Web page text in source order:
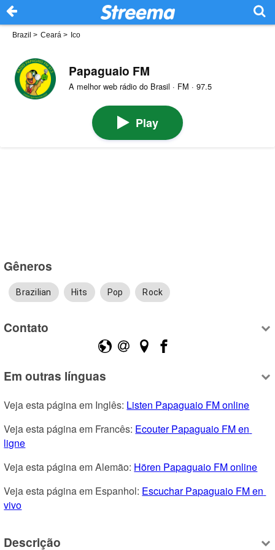
Brazil > Ceará > Ico
Papaguaio FM
A melhor web rádio do Brasil · FM · 97.5
Play
Gêneros
Brazilian Hits Pop Rock
Contato
Em outras línguas
Veja esta página em Inglês: Listen Papaguaio FM online
Veja esta página em Francês: Ecouter Papaguaio FM en
ligne
Veja esta página em Alemão: Hören Papaguaio FM online
Veja esta página em Espanhol: Escuchar Papaguaio FM en
vivo
Descrição